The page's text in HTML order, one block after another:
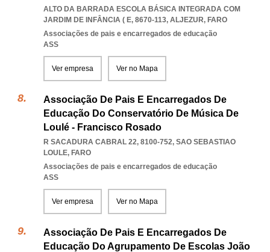
ALTO DA BARRADA ESCOLA BÁSICA INTEGRADA COM
JARDIM DE INFÂNCIA ( E, 8670-113, ALJEZUR, FARO
Associações de pais e encarregados de educação
ASS
Ver empresa Ver no Mapa
Associação De Pais E Encarregados De
Educação Do Conservatório De Música De
Loulé - Francisco Rosado
R SACADURA CABRAL 22, 8100-752, SAO SEBASTIAO
LOULE, FARO
Associações de pais e encarregados de educação
ASS
Ver empresa Ver no Mapa
Associação De Pais E Encarregados De
Educação Do Agrupamento De Escolas João